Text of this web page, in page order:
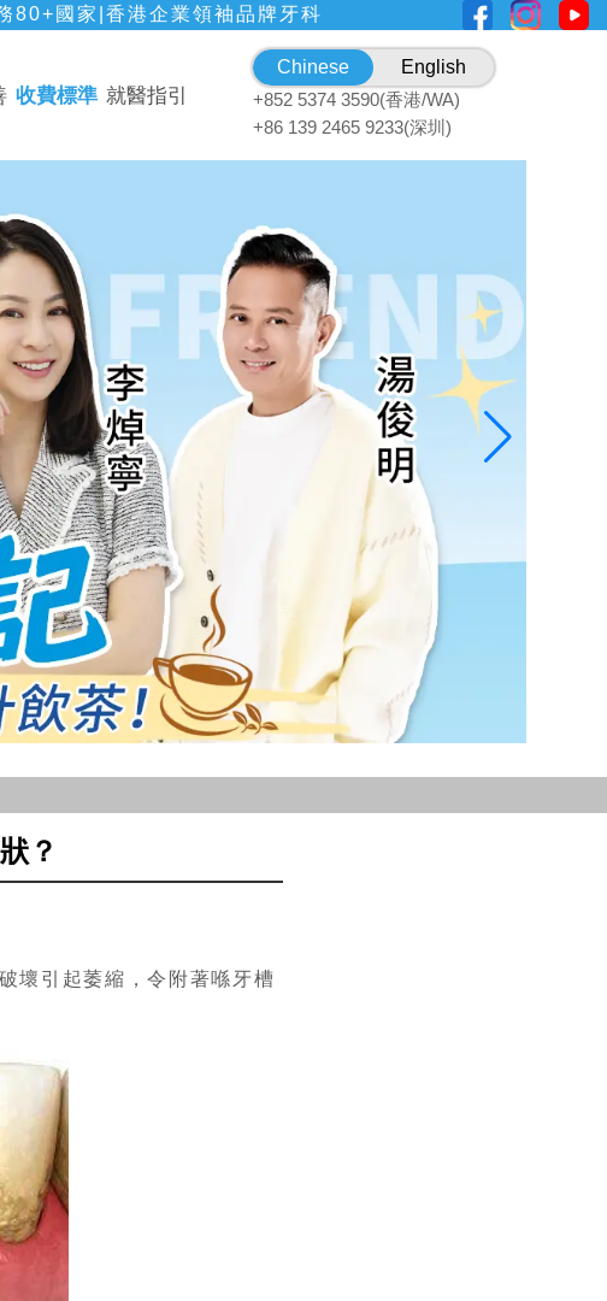
80+國家|香港企業領袖品牌牙科
收費標準 就醫指引
Chinese
English
+852 5374 3590(香港/WA)
+86 139 2465 9233(深圳)
？
壞引起萎縮，令附著喺牙槽